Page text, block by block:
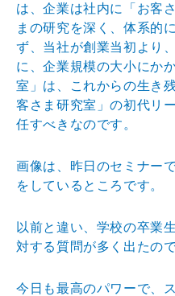
は、企業は社内に「お客
まの研究を深く、体系的
ず、当社が創業当初より
に、企業規模の大小にか
室」は、これからの生き
客さま研究室」の初代リ
任すべきなのです。
画像は、昨日のセミナー
をしているところです。
以前と違い、学校の卒業
対する質問が多く出たので
今日も最高のパワーで、